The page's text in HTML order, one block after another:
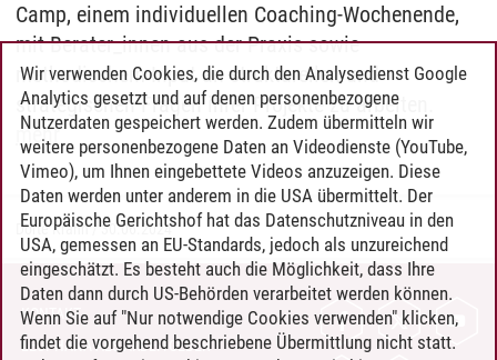
Camp, einem individuellen Coaching-Wochenende,
mit Berater_innen aus der Praxis sowie
methodischem Input an strukturellen und
strategischen Fragen ihrer Projekte zu arbeiten.
mehr
Dörte Krahn/30.06.2024
KONTAKT
LEUPHANA ALS ARBEITGEBER
Wir verwenden Cookies, die durch den Analysedienst Google
Analytics gesetzt und auf denen personenbezogene
Nutzerdaten gespeichert werden. Zudem übermitteln wir
weitere personenbezogene Daten an Videodienste (YouTube,
Vimeo), um Ihnen eingebettete Videos anzuzeigen. Diese
Daten werden unter anderem in die USA übermittelt. Der
Europäische Gerichtshof hat das Datenschutzniveau in den
USA, gemessen an EU-Standards, jedoch als unzureichend
eingeschätzt. Es besteht auch die Möglichkeit, dass Ihre
Daten dann durch US-Behörden verarbeitet werden können.
Wenn Sie auf "Nur notwendige Cookies verwenden" klicken,
findet die vorgehend beschriebene Übermittlung nicht statt.